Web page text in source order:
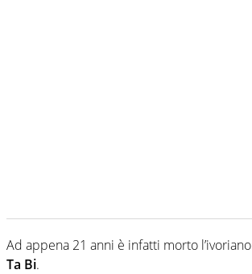
Ad appena 21 anni è infatti morto l’ivoriano
Ta Bi.